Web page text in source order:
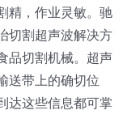
精，作业灵敏。驰
切割超声波解决方
品切割机械。超声
送带上的确切位
达这些信息都可掌